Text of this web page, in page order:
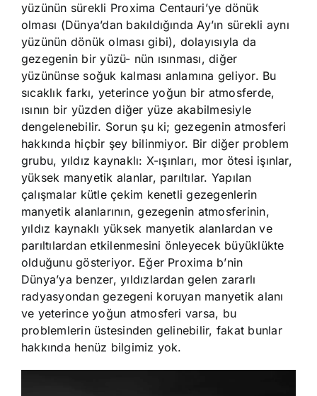
yüzünün sürekli Proxima Centauri’ye dönük
olması (Dünya’dan bakıldığında Ay’ın sürekli aynı
yüzünün dönük olması gibi), dolayısıyla da
gezegenin bir yüzü- nün ısınması, diğer
yüzününse soğuk kalması anlamına geliyor. Bu
sıcaklık farkı, yeterince yoğun bir atmosferde,
ısının bir yüzden diğer yüze akabilmesiyle
dengelenebilir. Sorun şu ki; gezegenin atmosferi
hakkında hiçbir şey bilinmiyor. Bir diğer problem
grubu, yıldız kaynaklı: X-ışınları, mor ötesi işınlar,
yüksek manyetik alanlar, parıltılar. Yapılan
çalışmalar kütle çekim kenetli gezegenlerin
manyetik alanlarının, gezegenin atmosferinin,
yıldız kaynaklı yüksek manyetik alanlardan ve
parıltılardan etkilenmesini önleyecek büyüklükte
olduğunu gösteriyor. Eğer Proxima b’nin
Dünya’ya benzer, yıldızlardan gelen zararlı
radyasyondan gezegeni koruyan manyetik alanı
ve yeterince yoğun atmosferi varsa, bu
problemlerin üstesinden gelinebilir, fakat bunlar
hakkında henüz bilgimiz yok.